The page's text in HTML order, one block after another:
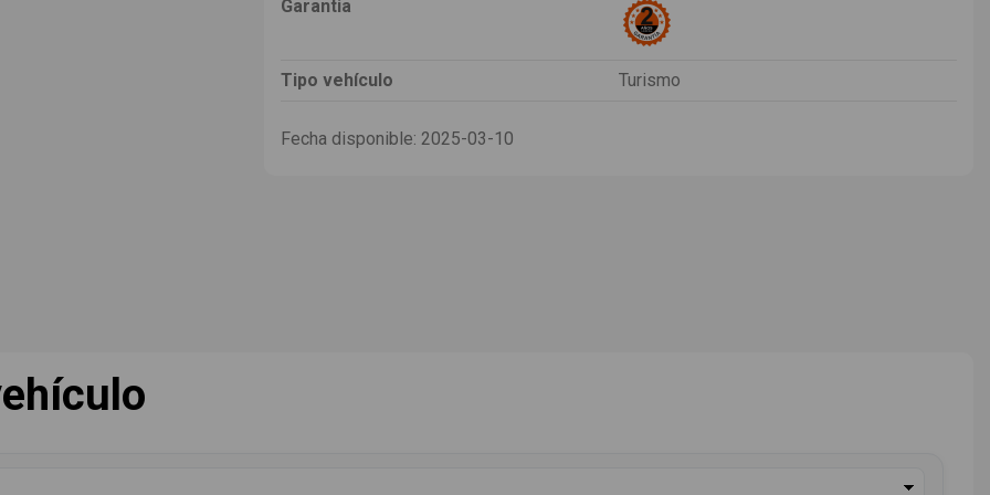
Garantia
Tipo vehículo Turismo
Fecha disponible: 2025-03-10